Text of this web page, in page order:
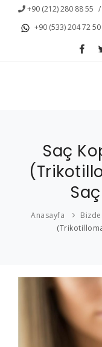
+90 (212) 280 88 55 /
+90 (533) 204 72 50
KURUMSAL
KAMPANYALAR
SAÇ
GALERİ
İLETİŞİM
Saç
Anasayfa